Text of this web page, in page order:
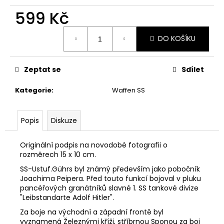
599 Kč
DO KOŠÍKU
Kategorie: Waffen SS
Zeptat se Sdílet
Popis Diskuze
Originální podpis na novodobé fotografii o
rozměrech 15 x 10 cm.
SS-Ustuf.Gührs byl známý především jako pobočník
Joachima Peipera. Před touto funkcí bojoval v pluku
pancéřových granátníků slavné 1. SS tankové divize
"Leibstandarte Adolf Hitler".
Za boje na východní a západní frontě byl
vyznamená Železnými kříži, stříbrnou Sponou za boj
e
MAYER
LEOPOLD
499